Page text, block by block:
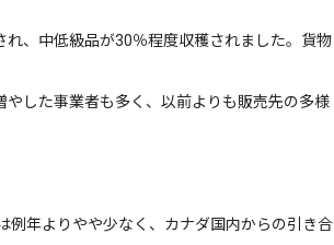
、中低級品が30％程度収穫されました。貨物
した事業者も多く、以前よりも販売先の多様
年よりやや少なく、カナダ国内からの引き合